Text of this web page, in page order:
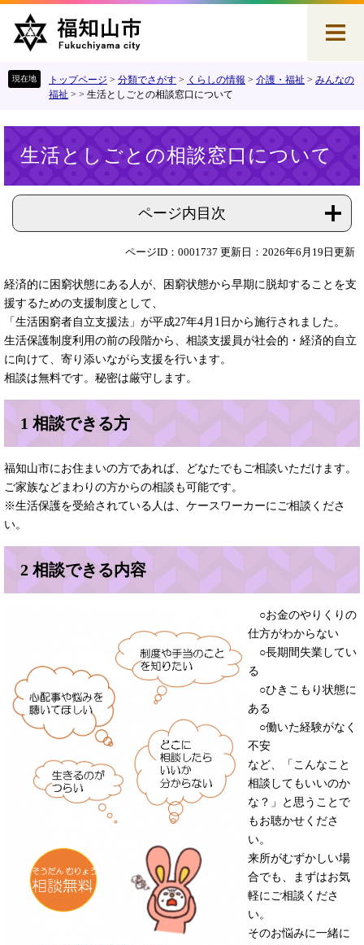
す
し
トップページ > 分類でさがす > くらしの情報 > 介護・福祉 > みんなの
福祉 > > 生活としごとの相談窓口について
生活としごとの相談窓口について
ページ内目次
ページID：0001737 更新日：2026年6月19日更新
経済的に困窮状態にある人が、困窮状態から早期に脱却することを支
援するための支援制度として、
「生活困窮者自立支援法」が平成27年4月1日から施行されました。
生活保護制度利用の前の段階から、相談支援員が社会的・経済的自立
に向けて、寄り添いながら支援を行います。
相談は無料です。秘密は厳守します。
1 相談できる方
福知山市にお住まいの方であれば、どなたでもご相談いただけます。
ご家族などまわりの方からの相談も可能です。
※生活保護を受給されている人は、ケースワーカーにご相談くださ
い。
2 相談できる内容
○お金のやりくりの
仕方がわからない
○長期間失業してい
る
○ひきこもり状態に
ある
○働いた経験がなく
不安
​など、「こんなこと
相談してもいいのか
な？」と思うことで
もお聴かせくださ
い。
​来所がむずかしい場
合でも、まずはお気
軽にご相談くださ
い。
そのお悩みに一緒に